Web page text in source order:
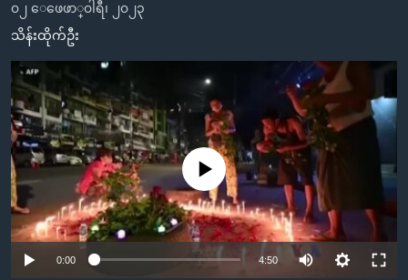
သို့
ကျော်
ကြည့်
ပင်မ
အ
ညွန်း
စာမျက်နှာ
သို့
ကျော်
ကြည့်
အစ္စရေး-ပါလက်စတိုင်း
အင်္ဂလိပ်စာလေ့လာမယ်
မကြေးမုံရဲ့ အင်္ဂလိပ်စာ
ရုပ်ရှင်ထဲက အင်္ဂလိပ်စာ
သုတပဒေသာ အင်္ဂလိပ်စာ
ရေဒီယို
တီဗွီ
ရေဒီယိုနှင့်ရုပ်သံ အချက်အလက်များ
ရေဒီယို/တီဗွီအစီအစဉ်
Learning English
ဗွီအိုအေ လူမှုကွန်ယက်များ
၀၂ ေဖေဖာ္၀ါရီ၊ ၂၀၂၃
သိန်းထိုက်ဦး
No media source currently available
0:00 4:50